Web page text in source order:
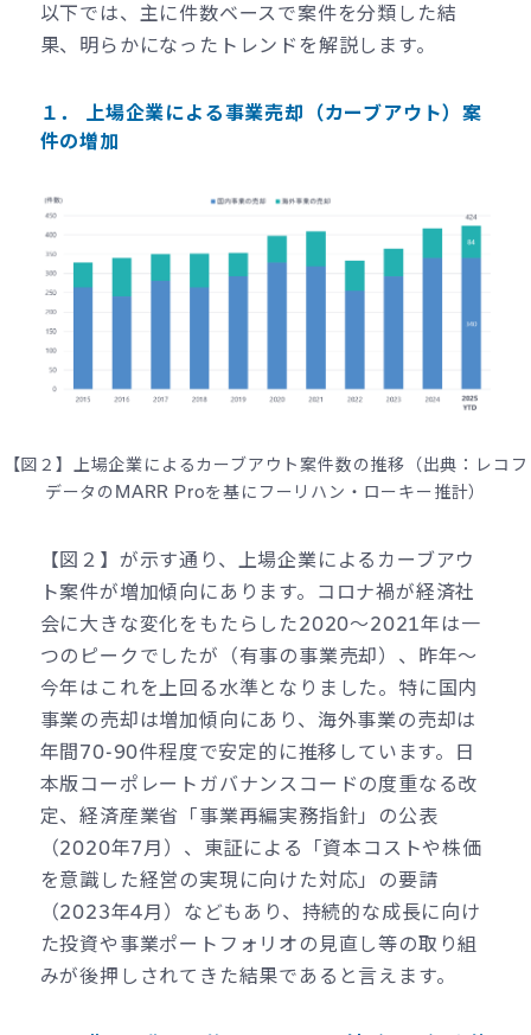
以下では、主に件数ベースで案件を分類した結
果、明らかになったトレンドを解説します。
１． 上場企業による事業売却（カーブアウト）案
件の増加
【図２】上場企業によるカーブアウト案件数の推移（出典：レコフ
データのMARR Proを基にフーリハン・ローキー推計）
【図２】が示す通り、上場企業によるカーブアウ
ト案件が増加傾向にあります。コロナ禍が経済社
会に大きな変化をもたらした2020～2021年は一
つのピークでしたが（有事の事業売却）、昨年～
今年はこれを上回る水準となりました。特に国内
事業の売却は増加傾向にあり、海外事業の売却は
年間70-90件程度で安定的に推移しています。日
本版コーポレートガバナンスコードの度重なる改
定、経済産業省「事業再編実務指針」の公表
（2020年7月）、東証による「資本コストや株価
を意識した経営の実現に向けた対応」の要請
（2023年4月）などもあり、持続的な成長に向け
た投資や事業ポートフォリオの見直し等の取り組
みが後押しされてきた結果であると言えます。